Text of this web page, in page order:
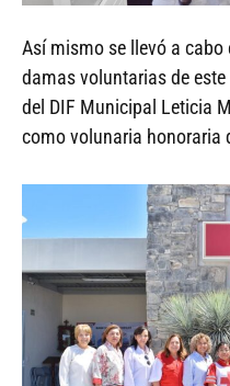
Así mismo se llevó a
damas voluntarias de
del DIF Municipal Leticia
como volunaria honoraria